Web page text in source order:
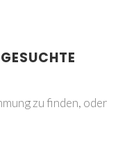
zu finden, oder